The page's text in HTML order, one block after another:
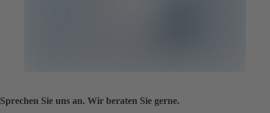
Sprechen Sie uns an. Wir beraten Sie gerne.